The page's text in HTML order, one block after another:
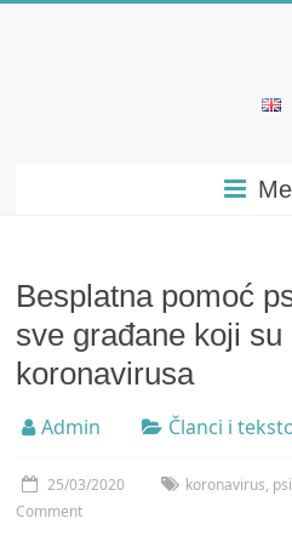
psihijatrije
Besplatna pomoć
sve građane koji
koronavirusa
Admin Članci i
25/03/2020 koronavirus,
Comment